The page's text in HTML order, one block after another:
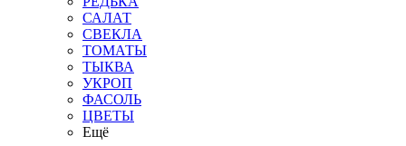
САЛАТ
СВЕКЛА
ТОМАТЫ
ТЫКВА
УКРОП
ФАСОЛЬ
ЦВЕТЫ
Ещё